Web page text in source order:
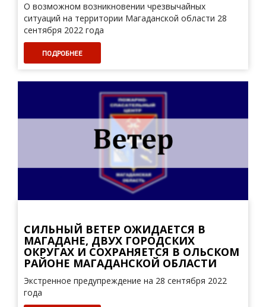
О возможном возникновении чрезвычайных
ситуаций на территории Магаданской области 28
сентября 2022 года
ПОДРОБНЕЕ
СИЛЬНЫЙ ВЕТЕР ОЖИДАЕТСЯ В
МАГАДАНЕ, ДВУХ ГОРОДСКИХ
ОКРУГАХ И СОХРАНЯЕТСЯ В ОЛЬСКОМ
РАЙОНЕ МАГАДАНСКОЙ ОБЛАСТИ
Экстренное предупреждение на 28 сентября 2022
года